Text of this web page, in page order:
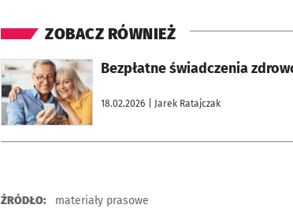
ZOBACZ RÓWNIEŻ
18.02.2026 | Jarek Ratajczak
otworzy się w nowej karcie
ŹRÓDŁO: materiały prasowe